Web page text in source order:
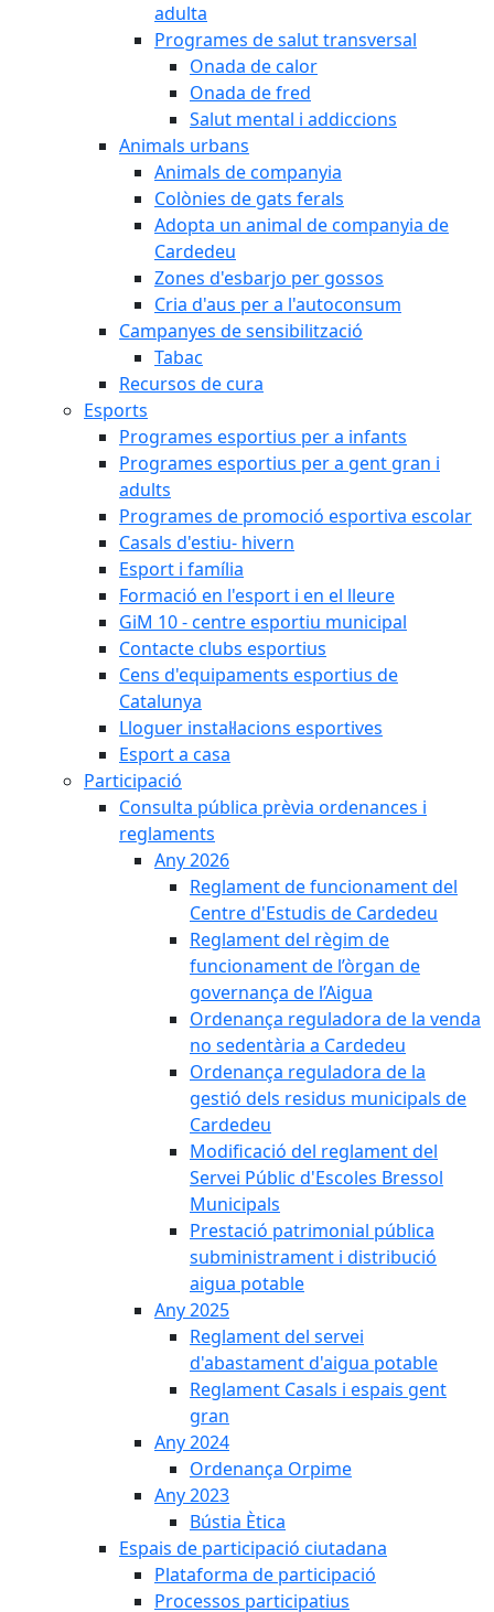
adulta
Programes de salut transversal
Onada de calor
Onada de fred
Salut mental i addiccions
Animals urbans
Animals de companyia
Colònies de gats ferals
Adopta un animal de companyia de
Cardedeu
Zones d'esbarjo per gossos
Cria d'aus per a l'autoconsum
Campanyes de sensibilització
Tabac
Recursos de cura
Esports
Programes esportius per a infants
Programes esportius per a gent gran i
adults
Programes de promoció esportiva escolar
Casals d'estiu- hivern
Esport i família
Formació en l'esport i en el lleure
GiM 10 - centre esportiu municipal
Contacte clubs esportius
Cens d'equipaments esportius de
Catalunya
Lloguer instal·lacions esportives
Esport a casa
Participació
Consulta pública prèvia ordenances i
reglaments
Any 2026
Reglament de funcionament del
Centre d'Estudis de Cardedeu
Reglament del règim de
funcionament de l’òrgan de
governança de l’Aigua
Ordenança reguladora de la venda
no sedentària a Cardedeu
Ordenança reguladora de la
gestió dels residus municipals de
Cardedeu
Modificació del reglament del
Servei Públic d'Escoles Bressol
Municipals
Prestació patrimonial pública
subministrament i distribució
aigua potable
Any 2025
Reglament del servei
d'abastament d'aigua potable
Reglament Casals i espais gent
gran
Any 2024
Ordenança Orpime
Any 2023
Bústia Ètica
Espais de participació ciutadana
Plataforma de participació
Processos participatius